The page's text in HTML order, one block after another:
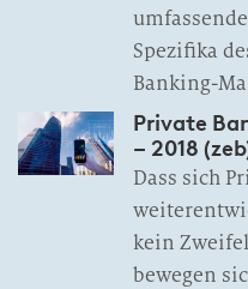
Spezifika
Banking-
Private
– 2018
Dass sich
kein
bewegen